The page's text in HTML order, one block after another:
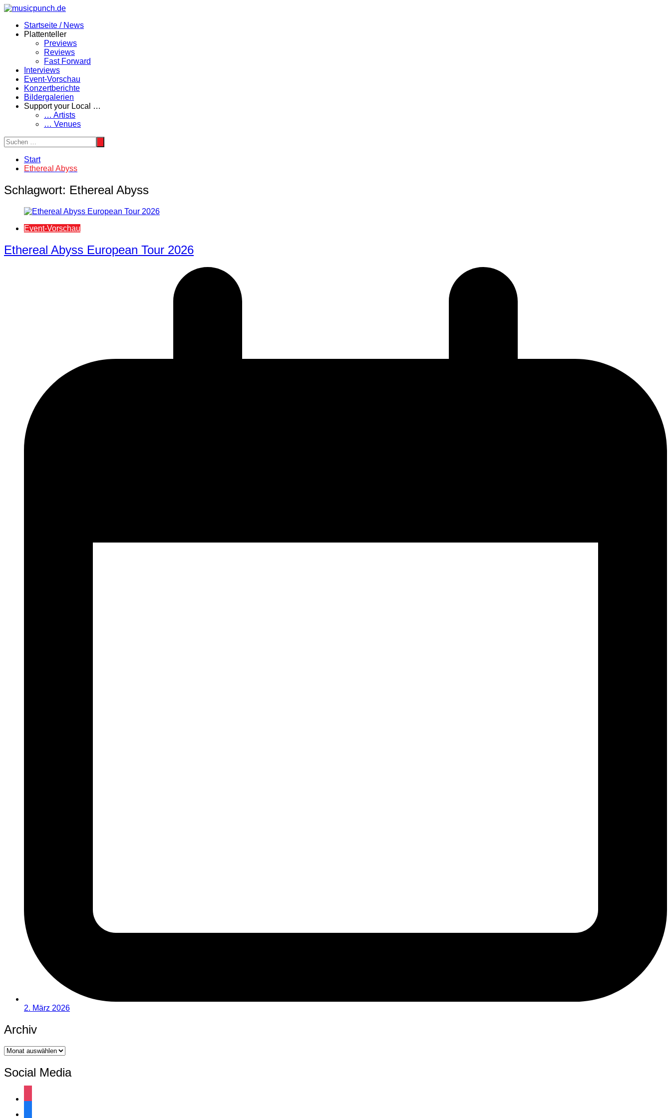
Zum
springenStartseite / News
Plattenteller
Previews
Reviews
Fast Forward
Interviews
Event-Vorschau
Konzertberichte
Bildergalerien
Support your Local …
… Artists
… Venues
Start
Ethereal Abyss
Schlagwort: Ethereal Abyss
Event-Vorschau
Ethereal Abyss European Tour 2026
2. März 2026
Archiv
Archiv
Social Media